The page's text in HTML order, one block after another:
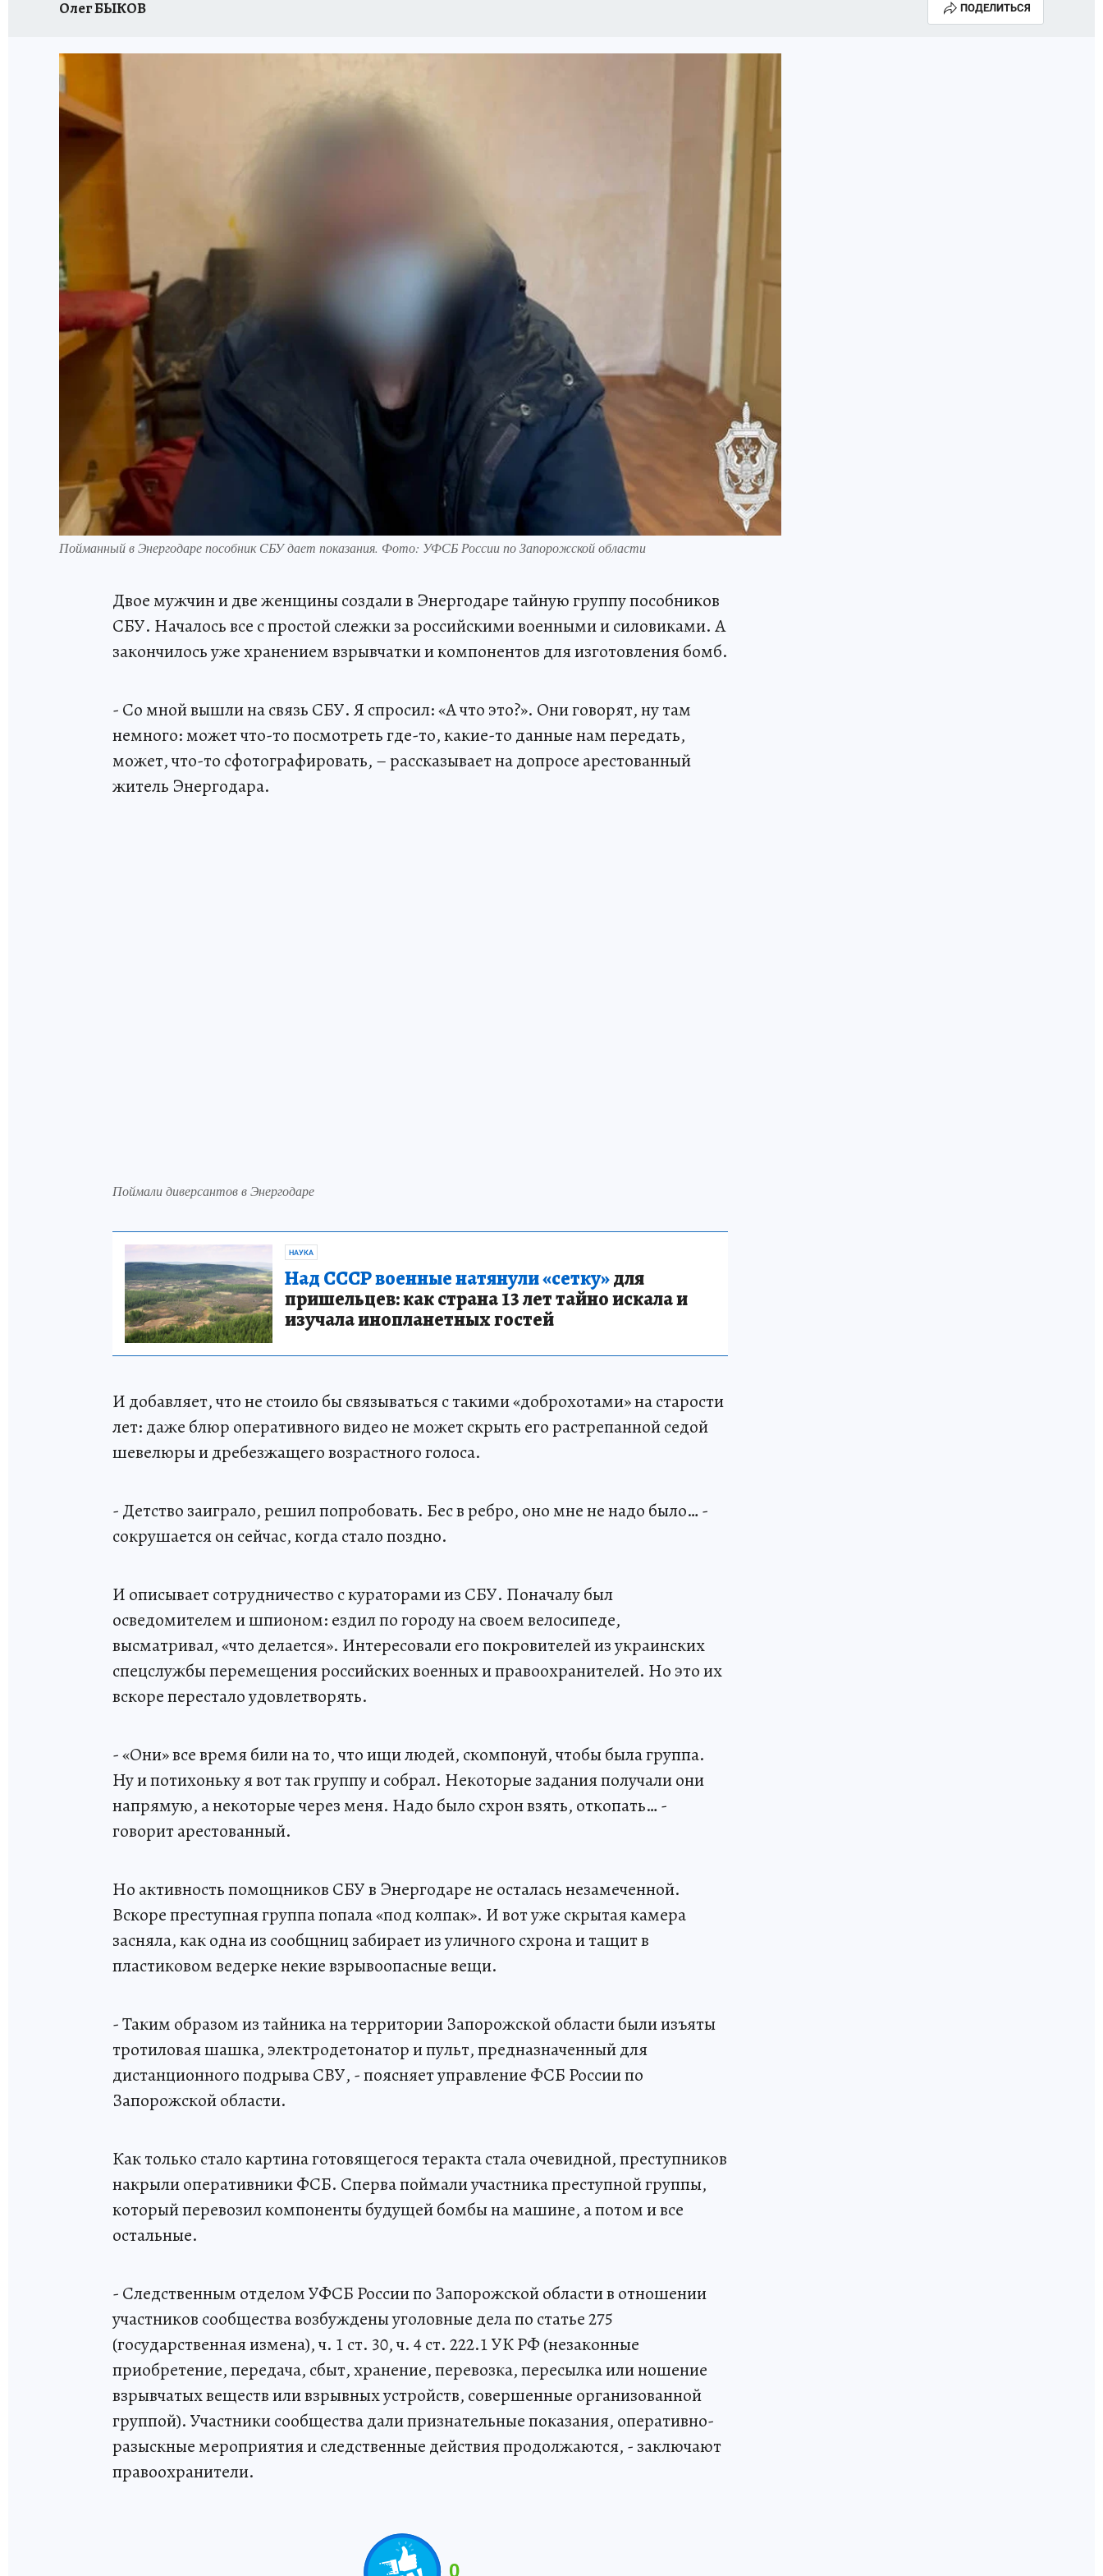
Олег БЫКОВ ПОДЕЛИТЬСЯ
Пойманный в Энергодаре пособник СБУ дает показания. Фото: УФСБ России по Запорожской области
Двое мужчин и две женщины создали в Энергодаре тайную группу пособников
СБУ. Началось все с простой слежки за российскими военными и силовиками. А
закончилось уже хранением взрывчатки и компонентов для изготовления бомб.
- Со мной вышли на связь СБУ. Я спросил: «А что это?». Они говорят, ну там
немного: может что-то посмотреть где-то, какие-то данные нам передать,
может, что-то сфотографировать, – рассказывает на допросе арестованный
житель Энергодара.
Поймали диверсантов в Энергодаре
НАУКА
Над СССР военные натянули «сетку»для
пришельцев: как страна 13 лет тайно искала и
изучала инопланетных гостей
И добавляет, что не стоило бы связываться с такими «доброхотами» на старости
лет: даже блюр оперативного видео не может скрыть его растрепанной седой
шевелюры и дребезжащего возрастного голоса.
- Детство заиграло, решил попробовать. Бес в ребро, оно мне не надо было… -
сокрушается он сейчас, когда стало поздно.
И описывает сотрудничество с кураторами из СБУ. Поначалу был
осведомителем и шпионом: ездил по городу на своем велосипеде,
высматривал, «что делается». Интересовали его покровителей из украинских
спецслужбы перемещения российских военных и правоохранителей. Но это их
вскоре перестало удовлетворять.
- «Они» все время били на то, что ищи людей, скомпонуй, чтобы была группа.
Ну и потихоньку я вот так группу и собрал. Некоторые задания получали они
напрямую, а некоторые через меня. Надо было схрон взять, откопать… -
говорит арестованный.
Но активность помощников СБУ в Энергодаре не осталась незамеченной.
Вскоре преступная группа попала «под колпак». И вот уже скрытая камера
засняла, как одна из сообщниц забирает из уличного схрона и тащит в
пластиковом ведерке некие взрывоопасные вещи.
- Таким образом из тайника на территории Запорожской области были изъяты
тротиловая шашка, электродетонатор и пульт, предназначенный для
дистанционного подрыва СВУ, - поясняет управление ФСБ России по
Запорожской области.
Как только стало картина готовящегося теракта стала очевидной, преступников
накрыли оперативники ФСБ. Сперва поймали участника преступной группы,
который перевозил компоненты будущей бомбы на машине, а потом и все
остальные.
- Следственным отделом УФСБ России по Запорожской области в отношении
участников сообщества возбуждены уголовные дела по статье 275
(государственная измена), ч. 1 ст. 30, ч. 4 ст. 222.1 УК РФ (незаконные
приобретение, передача, сбыт, хранение, перевозка, пересылка или ношение
взрывчатых веществ или взрывных устройств, совершенные организованной
группой). Участники сообщества дали признательные показания, оперативно-
разыскные мероприятия и следственные действия продолжаются, - заключают
правоохранители.
0